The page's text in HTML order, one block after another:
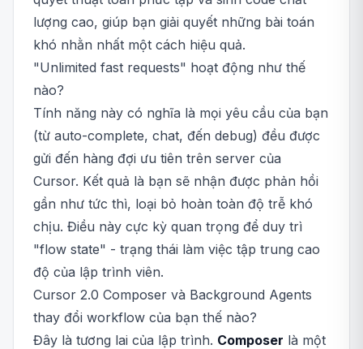
lượng cao, giúp bạn giải quyết những bài toán
khó nhằn nhất một cách hiệu quả.
"Unlimited fast requests" hoạt động như thế
nào?
Tính năng này có nghĩa là mọi yêu cầu của bạn
(từ auto-complete, chat, đến debug) đều được
gửi đến hàng đợi ưu tiên trên server của
Cursor. Kết quả là bạn sẽ nhận được phản hồi
gần như tức thì, loại bỏ hoàn toàn độ trễ khó
chịu. Điều này cực kỳ quan trọng để duy trì
"flow state" - trạng thái làm việc tập trung cao
độ của lập trình viên.
Cursor 2.0 Composer và Background Agents
thay đổi workflow của bạn thế nào?
Đây là tương lai của lập trình. Composer là một